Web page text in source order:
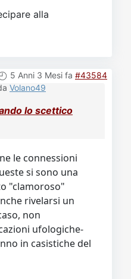
alla
5 Anni 3 Mesi fa #43584
Volano49
lo scettico
le connessioni
si sono una
"clamoroso"
rivelarsi un
non
ufologiche-
in casistiche del